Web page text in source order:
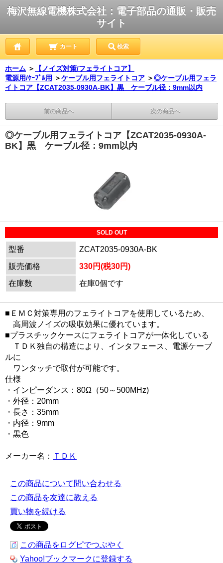
梅沢無線電機株式会社：電子部品の通販・販売
サイト
カート 検索
ホーム ＞
【ノイズ対策/フェライトコア】
電源用/ｹｰﾌﾞﾙ用 ＞ケーブル用フェライトコア ＞◎ケーブル用フェラ
イトコア【ZCAT2035-0930A-BK】黒 ケーブル径：9mm以内
前の商品へ 次の商品へ
◎ケーブル用フェライトコア【ZCAT2035-0930A-
BK】黒 ケーブル径：9mm以内
SOLD OUT
型番
ZCAT2035-0930A-BK
販売価格
330円(税30円)
在庫数
在庫0個です
■ＥＭＣ対策専用のフェライトコアを使用しているため、
高周波ノイズの吸収効果に優れています。
■プラスチックケースにフェライトコアが一体化している
ＴＤＫ独自の構造により、インタフェース、電源ケーブ
ルに
ワンタッチで取付が可能です。
仕様
・インピーダンス：80Ω（50～500MHz)
・外径：20mm
・長さ：35mm
・内径：9mm
・黒色
メーカー名： ＴＤＫ
この商品について問い合わせる
この商品を友達に教える
買い物を続ける
この商品をログピでつぶやく
Yahoo!ブックマークに登録する